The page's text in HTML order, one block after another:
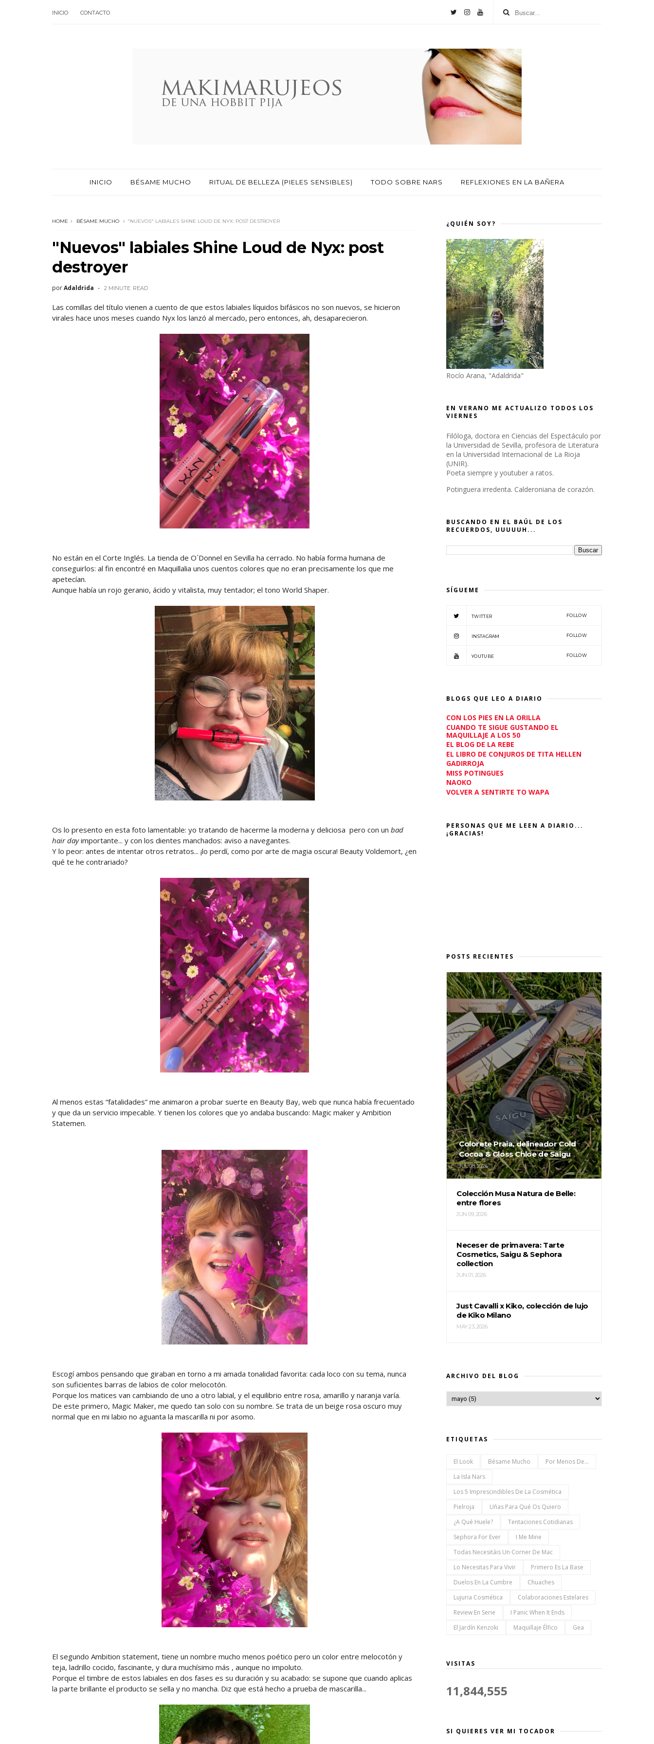
INICIO CONTACTO
INICIO BÉSAME MUCHO RITUAL DE BELLEZA (PIELES SENSIBLES) TODO SOBRE NARS REFLEXIONES EN LA BAÑERA
HOME BÉSAME MUCHO "NUEVOS" LABIALES SHINE LOUD DE NYX: POST DESTROYER
"Nuevos" labiales Shine Loud de Nyx: post
destroyer
porAdaldrida 2 MINUTE READ
Las comillas del título vienen a cuento de que estos labiales líquidos bifásicos no son nuevos, se hicieron
virales hace unos meses cuando Nyx los lanzó al mercado, pero entonces, ah, desaparecieron.
No están en el Corte Inglés. La tienda de O´Donnel en Sevilla ha cerrado. No había forma humana de
conseguirlos: al fin encontré en Maquillalia unos cuentos colores que no eran precisamente los que me
apetecían.
Aunque había un rojo geranio, ácido y vitalista, muy tentador; el tono World Shaper.
Os lo presento en esta foto lamentable: yo tratando de hacerme la moderna y deliciosa pero con un bad
hair dayimportante... y con los dientes manchados: aviso a navegantes.
Y lo peor: antes de intentar otros retratos... ¡lo perdí, como por arte de magia oscura! Beauty Voldemort, ¿en
qué te he contrariado?
Al menos estas “fatalidades” me animaron a probar suerte en Beauty Bay, web que nunca había frecuentado
y que da un servicio impecable. Y tienen los colores que yo andaba buscando: Magic maker y Ambition
Statemen.
Escogí ambos pensando que giraban en torno a mi amada tonalidad favorita: cada loco con su tema, nunca
son suficientes barras de labios de color melocotón.
Porque los matices van cambiando de uno a otro labial, y el equilibrio entre rosa, amarillo y naranja varía.
De este primero, Magic Maker, me quedo tan solo con su nombre. Se trata de un beige rosa oscuro muy
normal que en mi labio no aguanta la mascarilla ni por asomo.
El segundo Ambition statement, tiene un nombre mucho menos poético pero un color entre melocotón y
teja, ladrillo cocido, fascinante, y dura muchísimo más , aunque no impoluto.
Porque el timbre de estos labiales en dos fases es su duración y su acabado: se supone que cuando aplicas
la parte brillante el producto se sella y no mancha. Diz que está hecho a prueba de mascarilla...
¿QUIÉN SOY?
Rocío Arana, "Adaldrida"
EN VERANO ME ACTUALIZO TODOS LOS
VIERNES
Filóloga, doctora en Ciencias del Espectáculo por
la Universidad de Sevilla, profesora de Literatura
en la Universidad Internacional de La Rioja
(UNIR).
Poeta siempre y youtuber a ratos.
Potinguera irredenta. Calderoniana de corazón.
BUSCANDO EN EL BAÚL DE LOS
RECUERDOS, UUUUUH...
SÍGUEME
TWITTER FOLLOW
INSTAGRAM FOLLOW
YOUTUBE FOLLOW
BLOGS QUE LEO A DIARIO
CON LOS PIES EN LA ORILLA
CUANDO TE SIGUE GUSTANDO EL
MAQUILLAJE A LOS 50
EL BLOG DE LA REBE
EL LIBRO DE CONJUROS DE TITA HELLEN
GADIRROJA
MISS POTINGUES
NAOKO
VOLVER A SENTIRTE TO WAPA
PERSONAS QUE ME LEEN A DIARIO...
¡GRACIAS!
POSTS RECIENTES
Colorete Praia, delineador Cold
Cocoa & Gloss Chloe de Saigu
JUL 08, 2026
Colección Musa Natura de Belle:
entre flores
JUN 09, 2026
Neceser de primavera: Tarte
Cosmetics, Saigu & Sephora
collection
JUN 01, 2026
Just Cavalli x Kiko, colección de lujo
de Kiko Milano
MAY 23, 2026
ARCHIVO DEL BLOG
ETIQUETAS
El Look Bésame Mucho
Por Menos De...
La Isla Nars
Los 5 Imprescindibles De La Cosmética
Pielroja
Uñas Para Qué Os Quiero
¿a Qué Huele?
Tentaciones Cotidianas
Sephora For Ever
I Me Mine
Todas Necesitáis Un Corner De Mac
Lo Necesitas Para Vivir
Primero Es La Base
Duelos En La Cumbre
Chuaches
Lujuria Cosmética
Colaboraciones Estelares
Review En Serie
I Panic When It Ends
El Jardín Kenzoki
Maquillaje Élfico Gea
VISITAS
11,844,555
SI QUIERES VER MI TOCADOR